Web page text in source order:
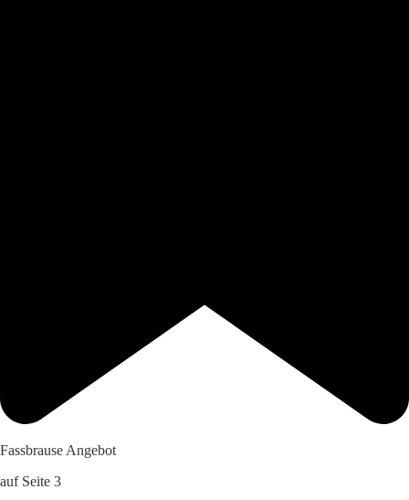
Fassbrause Angebot
auf Seite 3